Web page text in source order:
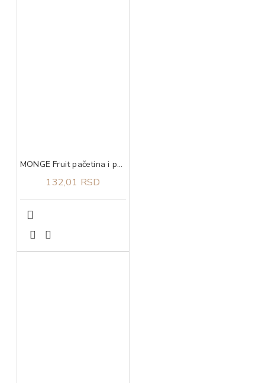
MONGE Fruit pačetina i pomorandža 100g
132,01 RSD